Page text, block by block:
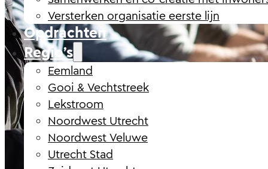
Versterken organisatie eerste lijn
Opdrachten
Regio’s
Eemland
Gooi & Vechtstreek
Lekstroom
Noordwest Utrecht
Noordwest Veluwe
Utrecht Stad